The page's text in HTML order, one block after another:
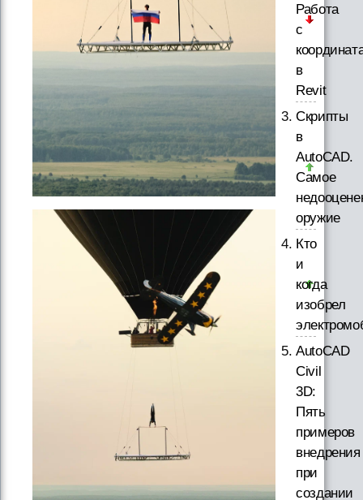
Работа
с
в
Revit
Скрипты
в
AutoCAD.
Самое
оружие
Кто
и
когда
изобрел
AutoCAD
Civil
3D:
Пять
примеров
внедрения
при
создании